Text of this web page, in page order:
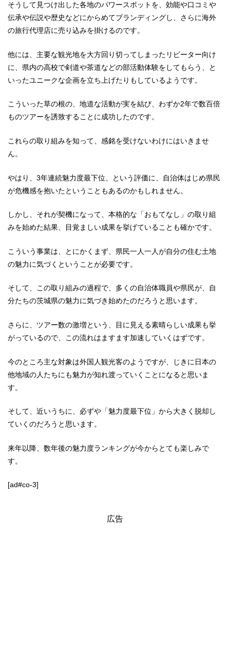
そうして見つけ出した各地のパワースポットを、効能や口コミや
伝承や伝説や歴史などにからめてブランディングし、さらに海外
の旅行代理店に売り込みを掛けるのです。
他には、主要な観光地を大方回り切ってしまったリピーター向け
に、県内の高校で剣道や茶道などの部活動体験をしてもらう、と
いったユニークな企画を立ち上げたりもしているようです。
こういった草の根の、地道な活動が実を結び、わずか2年で数百倍
ものツアーを誘致することに成功したのです。
これらの取り組みを知って、感銘を受けないわけにはいきませ
ん。
やはり、3年連続魅力度最下位、という評価に、自治体はじめ県民
が危機感を抱いたということもあるのかもしれません。
しかし、それが契機になって、本格的な「おもてなし」の取り組
みを始めた結果、目覚ましい成果を挙げていることも確かです。
こういう事業は、とにかくまず、県民一人一人が自分の住む土地
の魅力に気づくということが必要です。
そして、この取り組みの過程で、多くの自治体職員や県民が、自
分たちの茨城県の魅力に気づき始めたのだろうと思います。
さらに、ツアー数の激増という、目に見える素晴らしい成果も挙
がっているので、この流れはますます加速していくはずです。
今のところ主な対象は外国人観光客のようですが、じきに日本の
他地域の人たちにも魅力が知れ渡っていくことになると思いま
す。
そして、近いうちに、必ずや「魅力度最下位」から大きく脱却し
ていくのだろうと思います。
来年以降、数年後の魅力度ランキングが今からとても楽しみで
す。
[ad#co-3]
広告